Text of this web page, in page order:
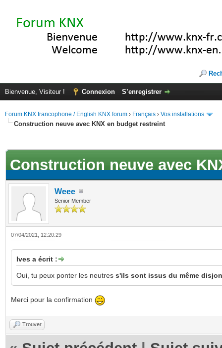
Bienvenue, Visiteur ! Connexion S’enregistrer
Forum KNX francophone / English KNX forum › Français › Vos installations
Construction neuve avec KNX en budget restreint
Construction neuve avec
Weee
Senior Member
07/04/2021, 12:20:29
Ives a écrit :
Oui, tu peux ponter les neutres s'ils sont issus du même
Merci pour la confirmation
Trouver